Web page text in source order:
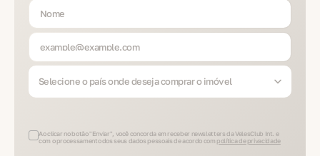
Selecione o país onde deseja comprar o imóvel
Ao clicar no botão "Enviar", você concorda em receber newsletters da VelesClub Int. e
com o processamento dos seus dados pessoais de acordo com política de privacidade